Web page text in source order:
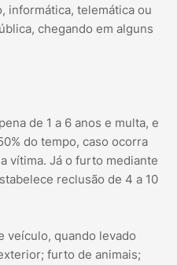
informática, telemática ou
chegando em alguns
de 1 a 6 anos e multa, e
do tempo, caso ocorra
vítima. Já o furto mediante
reclusão de 4 a 10
veículo, quando levado
furto de animais;